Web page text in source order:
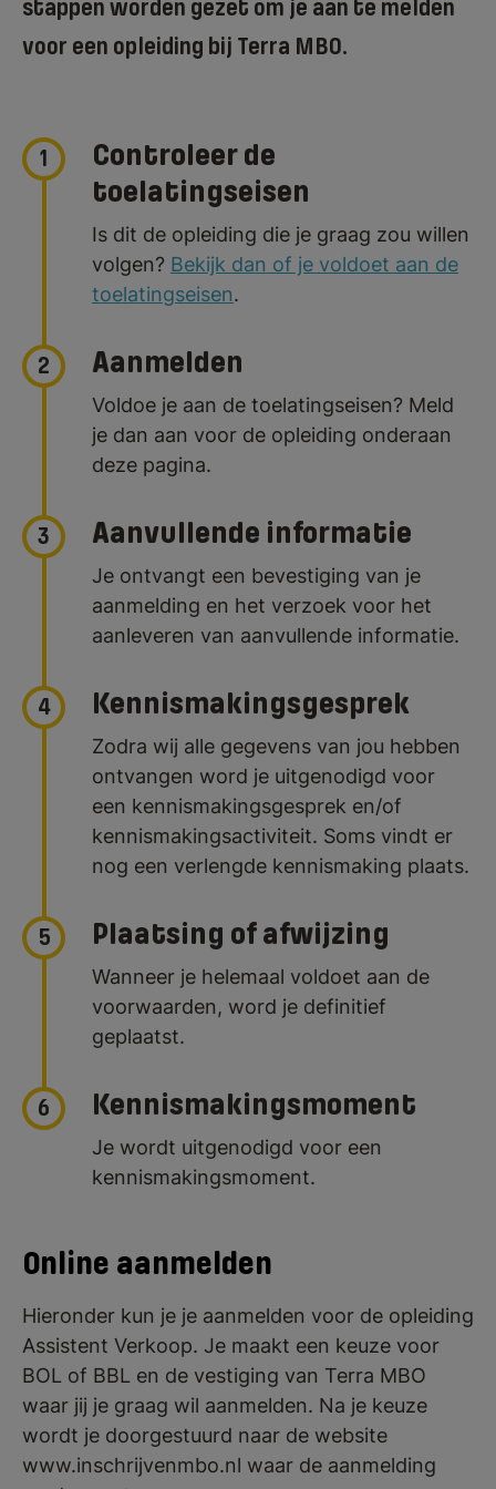
stappen worden gezet om je aan te melden
voor een opleiding bij Terra MBO.
1
Controleer de
toelatingseisen
Is dit de opleiding die je graag zou willen
volgen? Bekijk dan of je voldoet aan de
toelatingseisen.
2 Aanmelden
Voldoe je aan de toelatingseisen? Meld
je dan aan voor de opleiding onderaan
deze pagina.
3 Aanvullende informatie
Je ontvangt een bevestiging van je
aanmelding en het verzoek voor het
aanleveren van aanvullende informatie.
4 Kennismakingsgesprek
Zodra wij alle gegevens van jou hebben
ontvangen word je uitgenodigd voor
een kennismakingsgesprek en/of
kennismakingsactiviteit. Soms vindt er
nog een verlengde kennismaking plaats.
5 Plaatsing of afwijzing
Wanneer je helemaal voldoet aan de
voorwaarden, word je definitief
geplaatst.
6 Kennismakingsmoment
Je wordt uitgenodigd voor een
kennismakingsmoment.
Online aanmelden
Hieronder kun je je aanmelden voor de opleiding
Assistent Verkoop. Je maakt een keuze voor
BOL of BBL en de vestiging van Terra MBO
waar jij je graag wil aanmelden. Na je keuze
wordt je doorgestuurd naar de website
www.inschrijvenmbo.nl waar de aanmelding